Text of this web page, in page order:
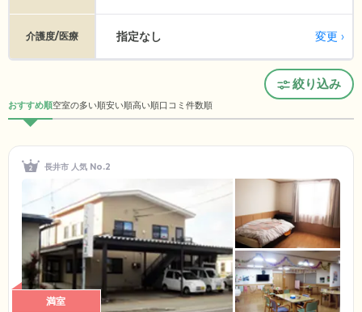
介護度/医療 指定なし 変更
絞り込み
おすすめ順空室の多い順安い順高い順口コミ件数順
長井市 人気 No.2
満室